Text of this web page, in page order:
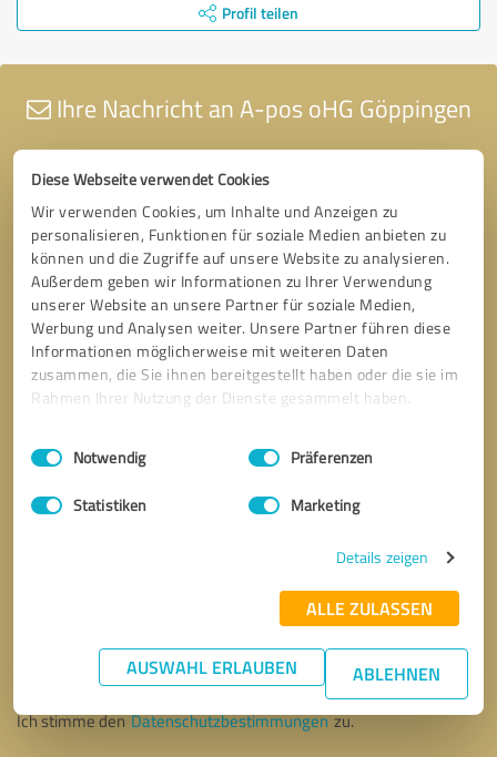
Diese Webseite verwendet Cookies
Wir verwenden Cookies, um Inhalte und Anzeigen zu
personalisieren, Funktionen für soziale Medien anbieten zu
können und die Zugriffe auf unsere Website zu analysieren.
Außerdem geben wir Informationen zu Ihrer Verwendung
unserer Website an unsere Partner für soziale Medien,
Werbung und Analysen weiter. Unsere Partner führen diese
Informationen möglicherweise mit weiteren Daten
zusammen, die Sie ihnen bereitgestellt haben oder die sie im
Rahmen Ihrer Nutzung der Dienste gesammelt haben.
Impressum Datenschutzbestimmungen
Einwilligungsauswahl
Notwendig Präferenzen
Statistiken Marketing
Details zeigen
ALLE ZULASSEN
AUSWAHL ERLAUBEN ABLEHNEN
Profil teilen
Ihre Nachricht an A-pos oHG Göppingen
* Erforderliche Angaben
Nachricht senden
Ich stimme denDatenschutzbestimmungenzu.